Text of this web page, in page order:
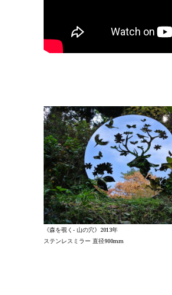
《森を覗く- 山の穴》2013年
ステンレスミラー 直径900mm